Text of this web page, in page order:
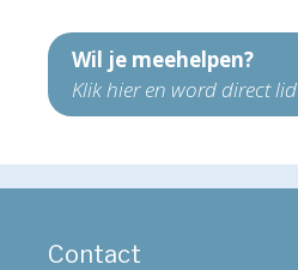
Wil je meehelpen?
Klik hier en word direct lid
Contact